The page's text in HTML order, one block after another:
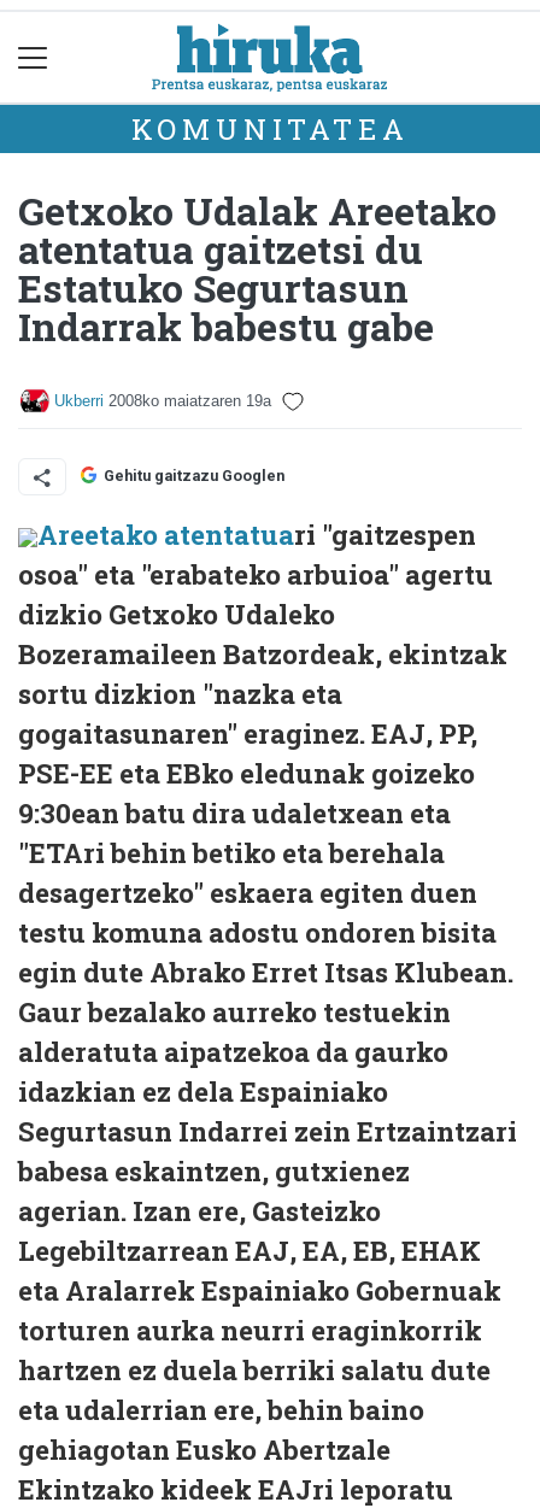
KOMUNITATEA
Getxoko Udalak Areetako
atentatua gaitzetsi du
Estatuko Segurtasun
Indarrak babestu gabe
Ukberri 2008ko maiatzaren 19a
Gehitu gaitzazu Googlen
Areetako atentatuari "gaitzespen
osoa" eta "erabateko arbuioa" agertu
dizkio Getxoko Udaleko
Bozeramaileen Batzordeak, ekintzak
sortu dizkion "nazka eta
gogaitasunaren" eraginez. EAJ, PP,
PSE-EE eta EBko eledunak goizeko
9:30ean batu dira udaletxean eta
"ETAri behin betiko eta berehala
desagertzeko" eskaera egiten duen
testu komuna adostu ondoren bisita
egin dute Abrako Erret Itsas Klubean.
Gaur bezalako aurreko testuekin
alderatuta aipatzekoa da gaurko
idazkian ez dela Espainiako
Segurtasun Indarrei zein Ertzaintzari
babesa eskaintzen, gutxienez
agerian. Izan ere, Gasteizko
Legebiltzarrean EAJ, EA, EB, EHAK
eta Aralarrek Espainiako Gobernuak
torturen aurka neurri eraginkorrik
hartzen ez duela berriki salatu dute
eta udalerrian ere, behin baino
gehiagotan Eusko Abertzale
Ekintzako kideek EAJri leporatu